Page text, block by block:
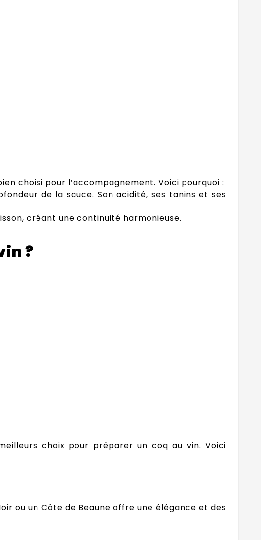
choisi pour l’accompagnement. Voici pourquoi :
de la sauce. Son acidité, ses tanins et ses
créant une continuité harmonieuse.
?
choix pour préparer un coq au vin. Voici
ou un Côte de Beaune offre une élégance et des